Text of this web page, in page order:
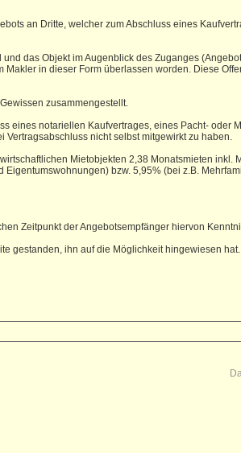
an Dritte, welcher zum Abschluss eines
das Objekt im Augenblick des Zuganges
in dieser Form überlassen worden. Diese
zusammengestellt.
eines notariellen Kaufvertrages, eines Pacht- oder
nicht selbst mitgewirkt zu haben.
Mietobjekten 2,38 Monatsmieten inkl.
bzw. 5,95% (bei z.B.
Zeitpunkt der Angebotsempfänger hiervon
ihn auf die Möglichkeit hingewiesen